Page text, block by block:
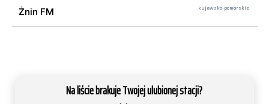
Żnin FM
kujawsko-pomorskie
Na liście brakuje Twojej ulubionej stacji?